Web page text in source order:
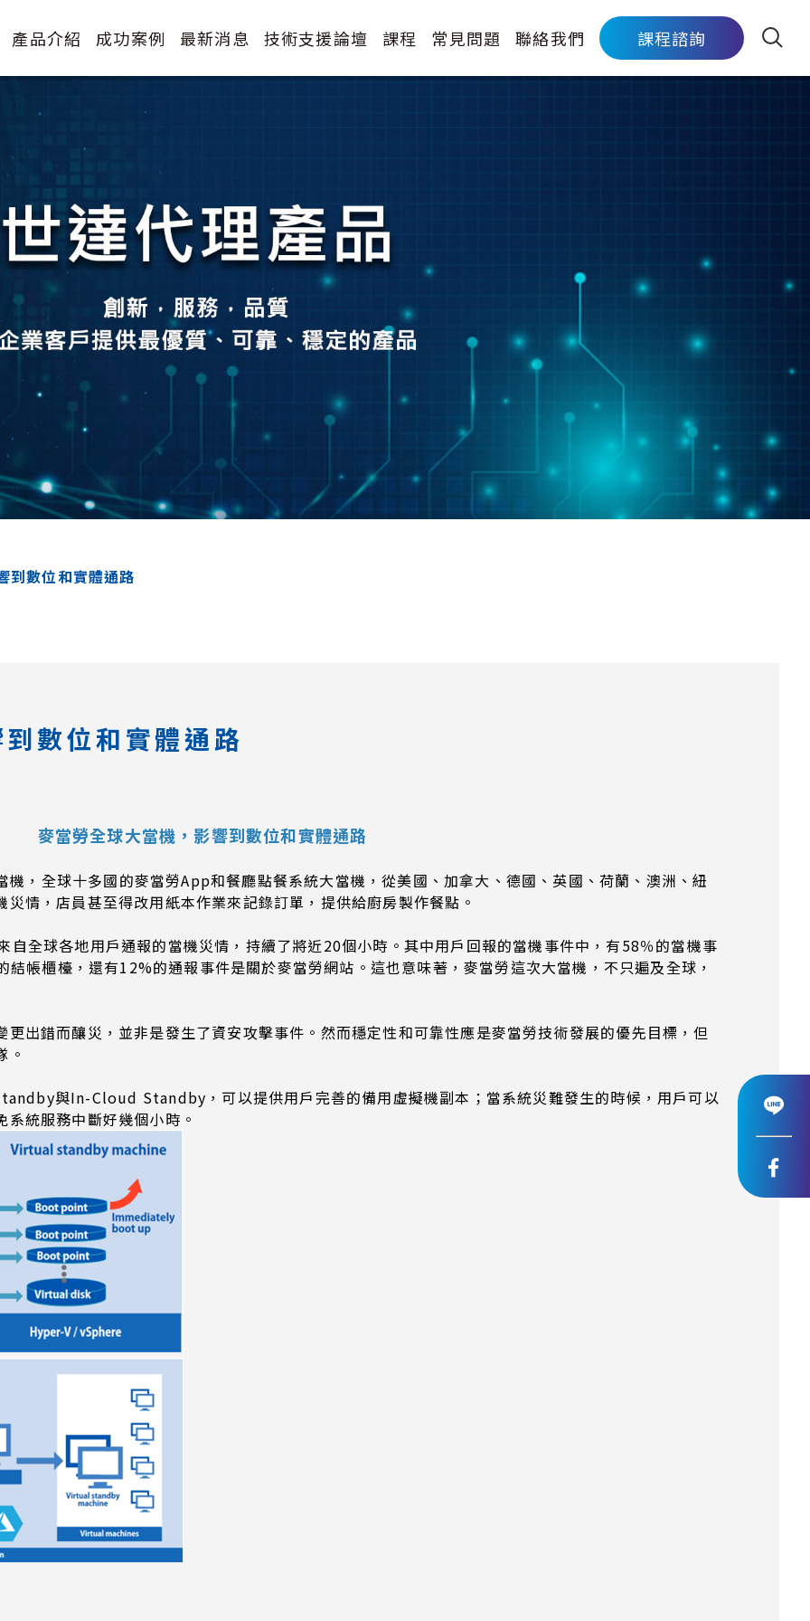
產品介紹 成功案例 最新消息 技術支援論壇 課程 常見問題 聯絡我們 課程諮詢
到數位和實體通路
數位和實體通路
麥當勞全球大當機，影響到數位和實體通路
，全球十多國的麥當勞App和餐廳點餐系統大當機，從美國、加拿大、德國、英國、荷蘭、澳洲、紐
情，店員甚至得改用紙本作業來記錄訂單，提供給廚房製作餐點。
全球各地用戶通報的當機災情，持續了將近20個小時。其中用戶回報的當機事件中，有58％的當機事
帳櫃檯，還有12%的通報事件是關於麥當勞網站。這也意味著，麥當勞這次大當機，不只遍及全球，
出錯而釀災，並非是發生了資安攻擊事件。然而穩定性和可靠性應是麥當勞技術發展的優先目標，但
。
與In-Cloud Standby，可以提供用戶完善的備用虛擬機副本；當系統災難發生的時候，用戶可以
統服務中斷好幾個小時。